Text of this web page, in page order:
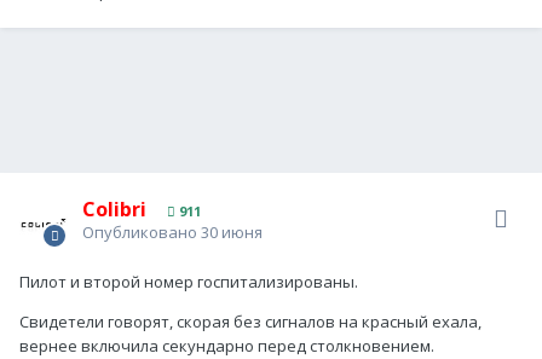
Colibri 911
Опубликовано 30 июня
Пилот и второй номер госпитализированы.
Свидетели говорят, скорая без сигналов на красный ехала,
вернее включила секундарно перед столкновением.